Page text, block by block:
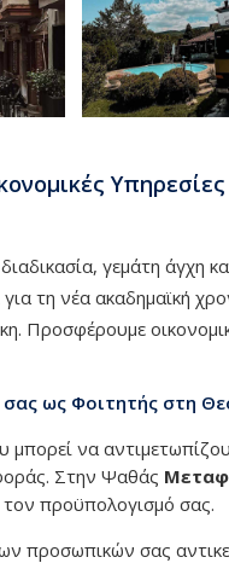
γεμάτη άγχη
τη νέα ακαδημαϊκή
Προσφέρουμε
ως Φοιτητής στη
να
Στην Ψαθάς
τον προϋπολογισμό σας.
προσωπικών σας